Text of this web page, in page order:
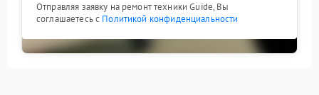
Отправляя заявку на ремонт техники Guide, Вы
соглашаетесь с Политикой конфиденциальности